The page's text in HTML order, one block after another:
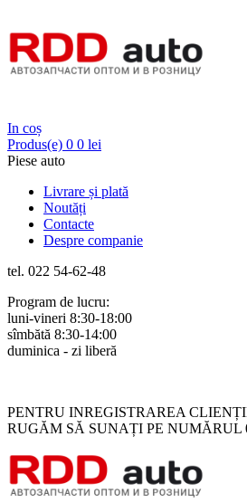
In coș
Produs(e) 0 0 lei
Piese auto
Livrare și plată
Noutăți
Contacte
Despre companie
tel. 022 54-62-48
Program de lucru:
luni-vineri 8:30-18:00
sîmbătă 8:30-14:00
duminica - zi liberă
PENTRU INREGISTRAREA
RUGĂM SĂ SUNAȚI PE NUMĂRUL